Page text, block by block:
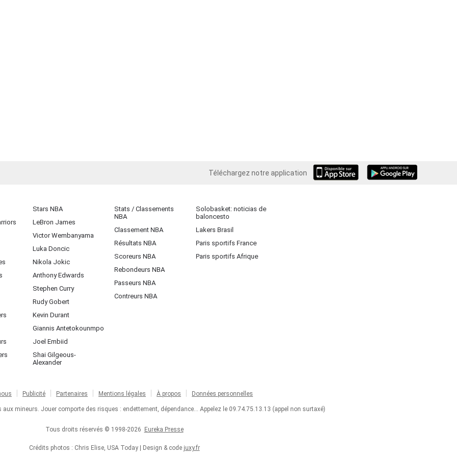
Téléchargez notre application
iOS Android
Stars NBA
LeBron James
Victor Wembanyama
Luka Doncic
Nikola Jokic
Anthony Edwards
Stephen Curry
Rudy Gobert
Kevin Durant
Giannis Antetokounmpo
Joel Embiid
Shai Gilgeous-
Alexander
Stats / Classements
NBA
Classement NBA
Résultats NBA
Scoreurs NBA
Rebondeurs NBA
Passeurs NBA
Contreurs NBA
Solobasket: noticias de
baloncesto
Lakers Brasil
Paris sportifs France
Paris sportifs Afrique
Publicité Partenaires Mentions légales À propos Données personnelles
mineurs. Jouer comporte des risques : endettement, dépendance... Appelez le 09.74.75.13.13 (appel non surtaxé)
Tous droits réservés © 1998-2026 Eureka Presse
Crédits photos : Chris Elise, USA Today | Design & code juxy.fr